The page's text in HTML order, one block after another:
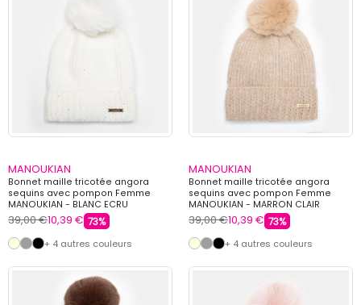
MANOUKIAN
Bonnet maille tricotée angora
sequins avec pompon Femme
MANOUKIAN - BLANC ECRU
39,00 €10,39 € 73%
+ 4 autres couleurs
MANOUKIAN
Bonnet maille tricotée angora
sequins avec pompon Femme
MANOUKIAN - MARRON CLAIR
39,00 €10,39 € 73%
+ 4 autres couleurs